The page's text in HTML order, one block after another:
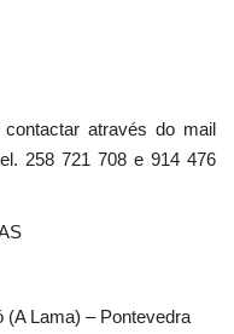
através do mail
258 721 708 e 914 476
(A Lama) – Pontevedra